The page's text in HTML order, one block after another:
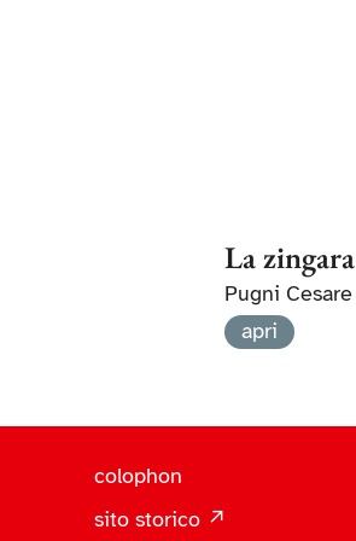
La zingara
Pugni Cesare
apri
colophon
sito storico ↗